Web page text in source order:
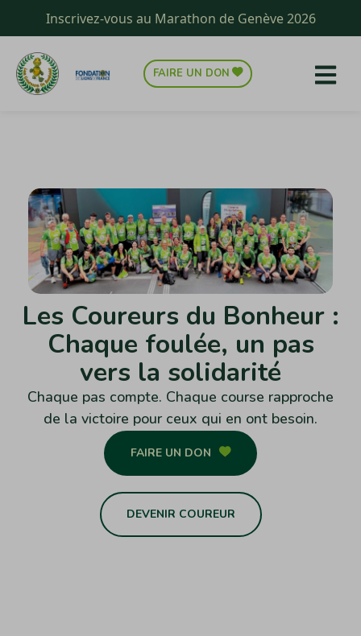
Inscrivez-vous au Marathon de Genève 2026
FAIRE UN DON
Les Coureurs du Bonheur :
Chaque foulée, un pas
vers la solidarité
Chaque pas compte. Chaque course rapproche
de la victoire pour ceux qui en ont besoin.
FAIRE UN DON
DEVENIR COUREUR